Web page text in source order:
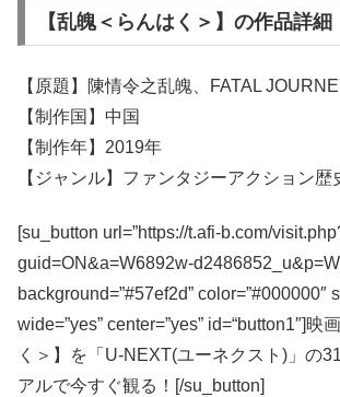
【乱魄＜らんはく＞】の作品詳細
【原題】陳情令之乱魄、FATAL
【制作国】中国
【制作年】2019年
【ジャンル】ファンタジーアクション歴
[su_button url=”https://t.afi-b.com/
guid=ON&a=W6892w-
background=”#57ef2d” color=”#000000″
wide=”yes” center=”yes” id=“button1″]映
く＞】を「U-NEXT(ユーネクスト)」の
アルで今すぐ観る！[/su_button]